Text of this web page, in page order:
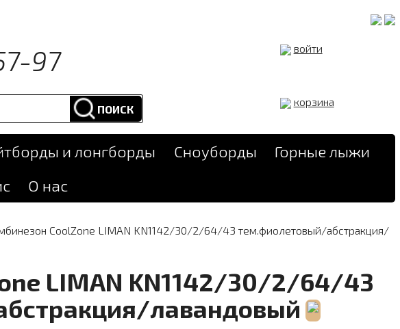
97 войти
корзина
и лонгборды Сноуборды
Горные лыжи
О нас
CoolZone LIMAN KN1142/30/2/64/43 тем.фиолетовый/абстракция/
LIMAN KN1142/30/2/64/43
лавандовый